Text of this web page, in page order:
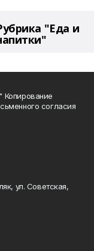
"Еда и
согласия
ул. Советская,